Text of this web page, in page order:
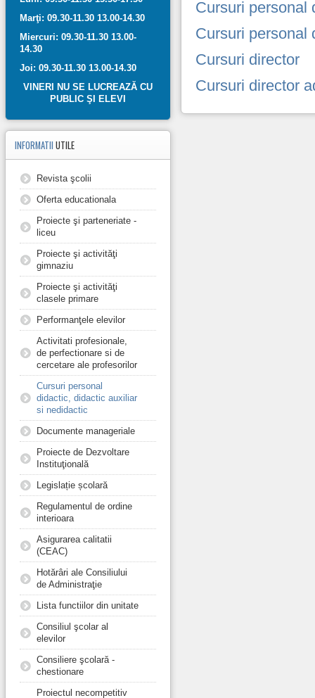
Cursuri personal
Cursuri personal
Cursuri director
Cursuri director
Marţi: 09.30-11.30 13.00-14.30
Miercuri: 09.30-11.30 13.00-
14.30
Joi: 09.30-11.30 13.00-14.30
VINERI NU SE LUCREAZĂ CU
PUBLIC ŞI ELEVI
INFORMATII UTILE
Revista şcolii
Oferta educationala
Proiecte şi parteneriate -
liceu
Proiecte şi activităţi
gimnaziu
Proiecte şi activităţi
clasele primare
Performanţele elevilor
Activitati profesionale,
de perfectionare si de
cercetare ale profesorilor
Cursuri personal
didactic, didactic auxiliar
si nedidactic
Documente manageriale
Proiecte de Dezvoltare
Instituţională
Legislație școlară
Regulamentul de ordine
interioara
Asigurarea calitatii
(CEAC)
Hotărâri ale Consiliului
de Administraţie
Lista functiilor din unitate
Consiliul şcolar al
elevilor
Consiliere şcolară -
chestionare
Proiectul necompetitiv